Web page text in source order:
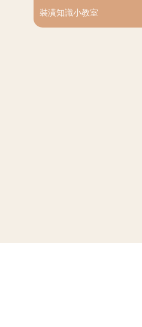
裝潢知識小教室